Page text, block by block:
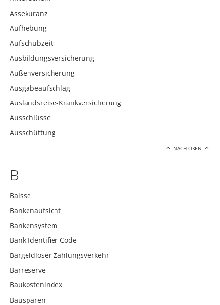
Assekuranz
Aufhebung
Aufschubzeit
Ausbildungsversicherung
Außenversicherung
Ausgabeaufschlag
Auslandsreise-Krankversicherung
Ausschlüsse
Ausschüttung
NACH OBEN
B
Baisse
Bankenaufsicht
Bankensystem
Bank Identifier Code
Bargeldloser Zahlungsverkehr
Barreserve
Baukostenindex
Bausparen